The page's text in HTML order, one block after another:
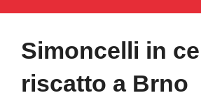
Simoncelli in
riscatto a Brno